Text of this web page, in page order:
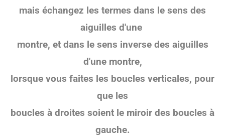
mais échangez les termes dans le sens des
aiguilles d'une
montre, et dans le sens inverse des aiguilles
d'une montre,
lorsque vous faites les boucles verticales, pour
que les
boucles à droites soient le miroir des boucles à
gauche.